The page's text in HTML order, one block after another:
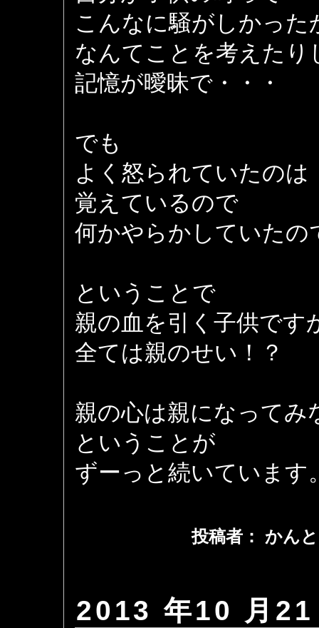
こんなに騒がしかった
なんてことを考えたり
記憶が曖昧で・・・
でも
よく怒られていたのは
覚えているので
何かやらかしていたの
ということで
親の血を引く子供です
全ては親のせい！？
親の心は親になってみ
ということが
ずーっと続いています
投稿者： かん
2013 年10 月